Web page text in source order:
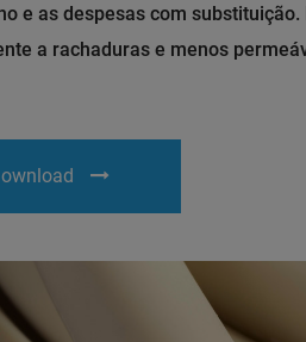
e as despesas com
a rachaduras e menos